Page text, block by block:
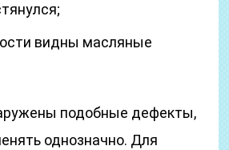
видны масляные
подобные дефекты,
однозначно. Для